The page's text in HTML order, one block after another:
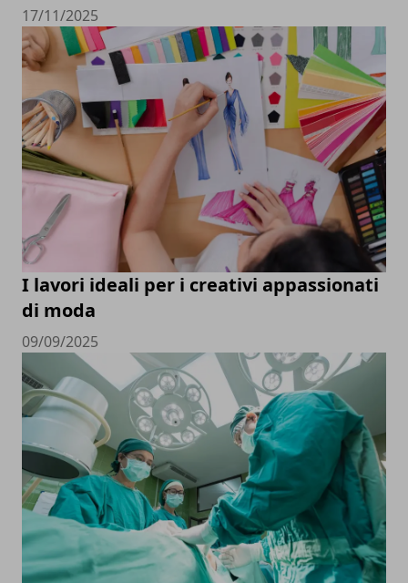
17/11/2025
I lavori ideali per i creativi appassionati
di moda
09/09/2025